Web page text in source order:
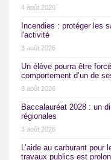
4 août 2026
Incendies : protéger les
l'activité
3 août 2026
Un élève pourra être
comportement d’un de
3 août 2026
Baccalauréat 2028 : un
régionales
3 août 2026
L’aide au carburant
travaux publics est